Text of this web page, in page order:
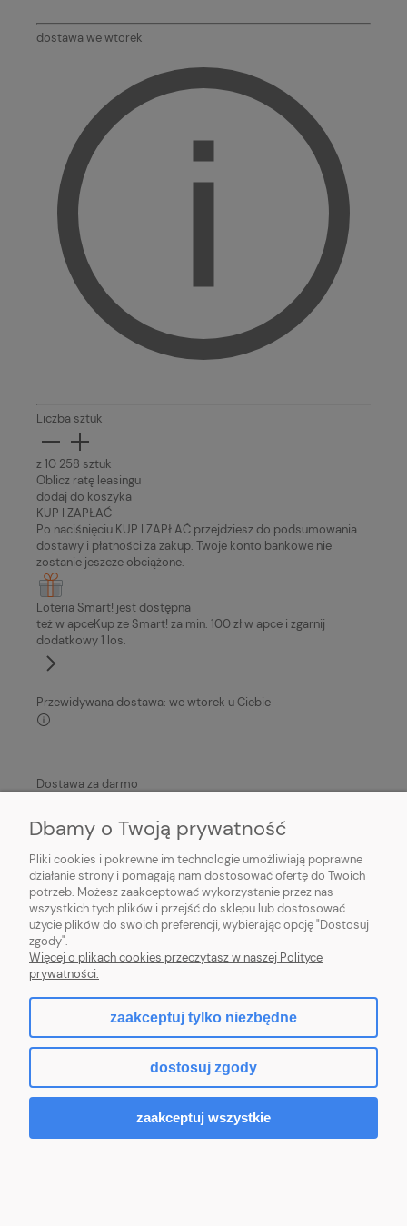
dostawa we wtorek
Liczba sztuk
z 10 258 sztuk
Oblicz ratę leasingu
dodaj do koszyka
KUP I ZAPŁAĆ
Po naciśnięciu KUP I ZAPŁAĆ przejdziesz do podsumowania
dostawy i płatności za zakup. Twoje konto bankowe nie
zostanie jeszcze obciążone.
Loteria Smart! jest dostępna
też w apceKup ze Smart! za min. 100 zł w apce i zgarnij
dodatkowy 1 los.
Przewidywana dostawa: we wtorek u Ciebie
Dostawa za darmo
Kup teraz, zapłać później
Zwrot - 14 dni
Reklamacja | Gwarancja | Allegro Protect
Metody płatności
Płać tak, jak lubisz
Firma
99,4%
Dbamy o Twoją prywatność
Pliki cookies i pokrewne im technologie umożliwiają poprawne
działanie strony i pomagają nam dostosować ofertę do Twoich
potrzeb. Możesz zaakceptować wykorzystanie przez nas
wszystkich tych plików i przejść do sklepu lub dostosować
użycie plików do swoich preferencji, wybierając opcję "Dostosuj
zgody".
Więcej o plikach cookies przeczytasz w naszej Polityce
prywatności.
zaakceptuj tylko niezbędne
dostosuj zgody
zaakceptuj wszystkie